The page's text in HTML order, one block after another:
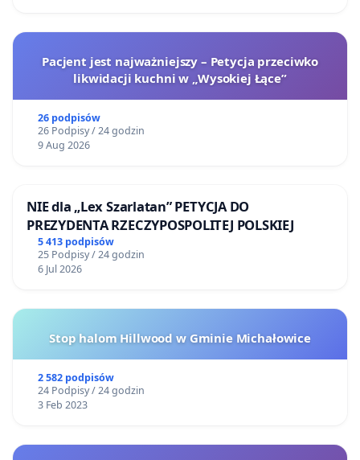
Pacjent jest najważniejszy – Petycja przeciwko
likwidacji kuchni w „Wysokiej Łące”
26 podpisów
26 Podpisy / 24 godzin
9 Aug 2026
NIE dla „Lex Szarlatan” PETYCJA DO
PREZYDENTA RZECZYPOSPOLITEJ POLSKIEJ
5 413 podpisów
25 Podpisy / 24 godzin
6 Jul 2026
Stop halom Hillwood w Gminie Michałowice
2 582 podpisów
24 Podpisy / 24 godzin
3 Feb 2023